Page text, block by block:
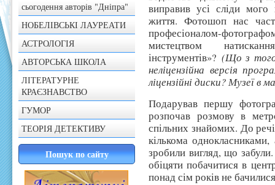
сьогодення авторів "Дніпра"
НОБЕЛІВСЬКІ ЛАУРЕАТИ
АСТРОЛОГІЯ
АВТОРСЬКА ШКОЛА
ЛІТЕРАТУРНЕ
КРАЄЗНАВСТВО
ГУМОР
ТЕОРІЯ ДЕТЕКТИВУ
виправив усі сліди
життя. Фотошоп нас
професіоналом-
мистецтвом
інструментів»? (Що з
неліцензійна версія
ліцензійні диски? Музеї в
Подарував першу
розпочав розмову в
спільних знайомих. До
кількома
зробили вигляд, що
обіцяти побачитися в
понад сім років не